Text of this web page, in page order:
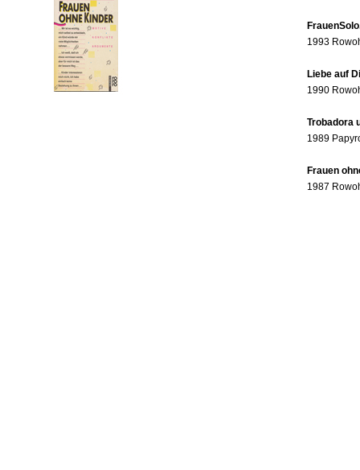
1993
Liebe auf
1990
Trobadora
1989
Frauen
1987